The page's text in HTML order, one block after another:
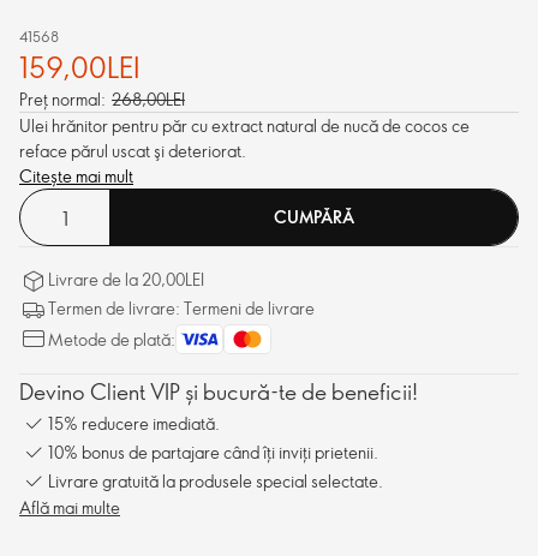
41568
159,00LEI
Preț normal: 268,00LEI
Ulei hrănitor pentru păr cu extract natural de nucă de cocos ce
reface părul uscat şi deteriorat.
Citește mai mult
CUMPĂRĂ
Livrare de la 20,00LEI
Termen de livrare: Termeni de livrare
Metode de plată:
Devino Client VIP și bucură-te de beneficii!
15% reducere imediată.
10% bonus de partajare când îți inviți prietenii.
Livrare gratuită la produsele special selectate.
Află mai multe